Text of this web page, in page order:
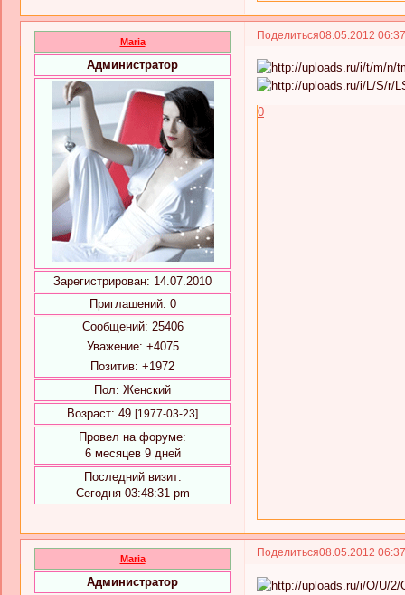
Поделиться08.05.2012
Maria
Администратор
Зарегистрирован: 14.07.2010
Приглашений: 0
Сообщений: 25406
Уважение: +4075
Позитив: +1972
Пол: Женский
Возраст: 49 [1977-03-23]
Провел на форуме:
6 месяцев 9 дней
Последний визит:
Сегодня 03:48:31 pm
0
Поделиться08.05.2012
Maria
Администратор